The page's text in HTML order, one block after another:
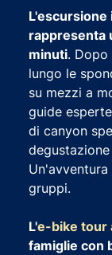
L'escursione
rappresenta
minuti. Dopo
lungo le
su mezzi a
guide
di canyon
gruppi.
L'e-bike tour
famiglie con